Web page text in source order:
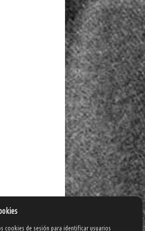
cookies de sesión para identificar usuarios